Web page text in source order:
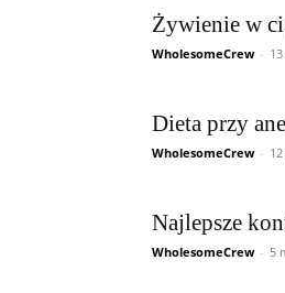
Żywienie w
WholesomeCrew -
Dieta przy
WholesomeCrew -
Najlepsze
WholesomeCrew - 5